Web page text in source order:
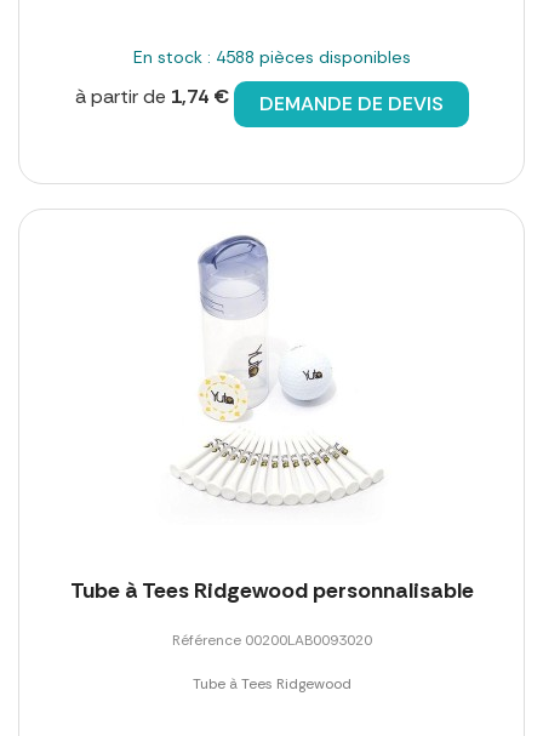
En stock : 4588 pièces disponibles
à partir de 1,74 € DEMANDE DE DEVIS
Tube à Tees Ridgewood personnalisable
Référence 00200LAB0093020
Tube à Tees Ridgewood